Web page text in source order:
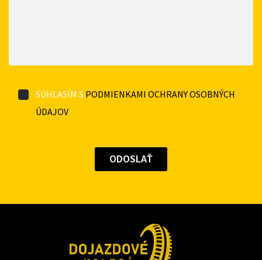
SÚHLASÍM S PODMIENKAMI OCHRANY OSOBNÝCH
ÚDAJOV